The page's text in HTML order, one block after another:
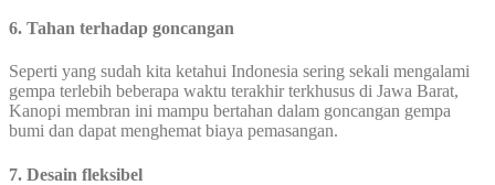
6. Tahan terhadap goncangan
Seperti yang sudah kita ketahui Indonesia sering sekali mengalami
gempa terlebih beberapa waktu terakhir terkhusus di Jawa Barat,
Kanopi membran ini mampu bertahan dalam goncangan gempa
bumi dan dapat menghemat biaya pemasangan.
7. Desain fleksibel